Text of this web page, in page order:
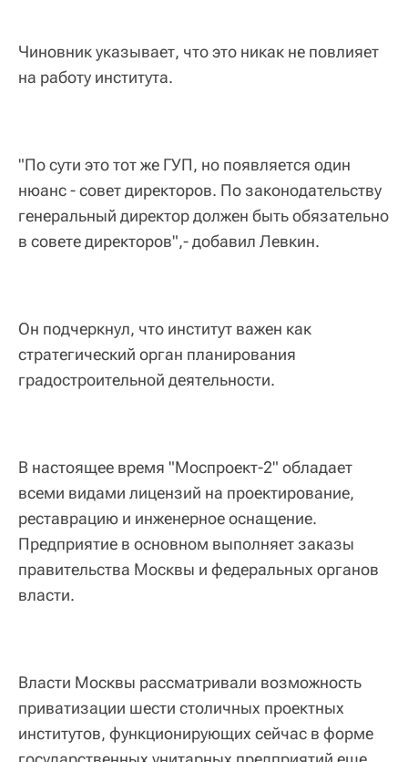
Чиновник указывает, что это никак не повлияет
на работу института.
"По сути это тот же ГУП, но появляется один
нюанс - совет директоров. По законодательству
генеральный директор должен быть обязательно
в совете директоров",- добавил Левкин.
Он подчеркнул, что институт важен как
стратегический орган планирования
градостроительной деятельности.
В настоящее время "Моспроект-2" обладает
всеми видами лицензий на проектирование,
реставрацию и инженерное оснащение.
Предприятие в основном выполняет заказы
правительства Москвы и федеральных органов
власти.
Власти Москвы рассматривали возможность
приватизации шести столичных проектных
институтов, функционирующих сейчас в форме